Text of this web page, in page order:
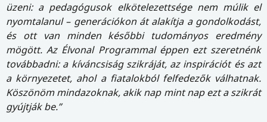
üzeni: a pedagógusok elkötelezettsége nem múlik el
nyomtalanul – generációkon át alakítja a gondolkodást,
és ott van minden későbbi tudományos eredmény
mögött. Az Élvonal Programmal éppen ezt szeretnénk
továbbadni: a kíváncsiság szikráját, az inspirációt és azt
a környezetet, ahol a fiatalokból felfedezők válhatnak.
Köszönöm mindazoknak, akik nap mint nap ezt a szikrát
gyújtják be.”